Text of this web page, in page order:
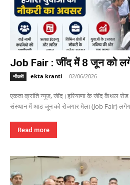
Job Fair : जींद में 8 जून को
नौकरी ekta kranti - 02/06/2026
एकता क्रांति न्यूज, जींद।हरियाणा के जींद कैथल रोड
संस्थान में आठ जून को रोजगार मेला (Job Fair)
Read more